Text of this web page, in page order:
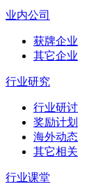
业内公司
获牌企业
其它企业
行业研究
行业研讨
奖励计划
海外动态
其它相关
行业课堂